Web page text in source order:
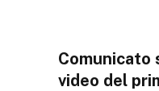
Comunicato
video del